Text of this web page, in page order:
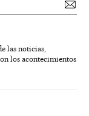
las noticias,
los acontecimientos